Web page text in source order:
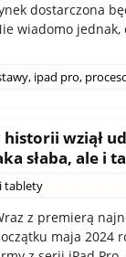
dostarczona
wiadomo jednak,
, ipad pro,
wziął
słaba, ale i
tablety
z premierą
maja 2024